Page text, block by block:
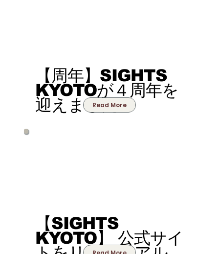
【周年】SIGHTS
KYOTOが４周年を
迎えました
Read More
【SIGHTS
KYOTO】 公式サイ